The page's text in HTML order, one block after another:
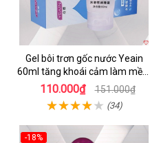
Gel bôi trơn gốc nước Yeain
60ml tăng khoái cảm làm mềm
mượt
110.000₫ 151.000₫
(34)
-18%